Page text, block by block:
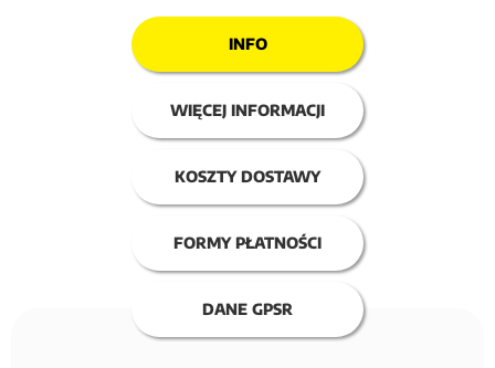
INFO
WIĘCEJ INFORMACJI
KOSZTY DOSTAWY
FORMY PŁATNOŚCI
DANE GPSR